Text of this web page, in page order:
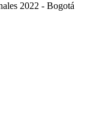
2022 - Bogotá